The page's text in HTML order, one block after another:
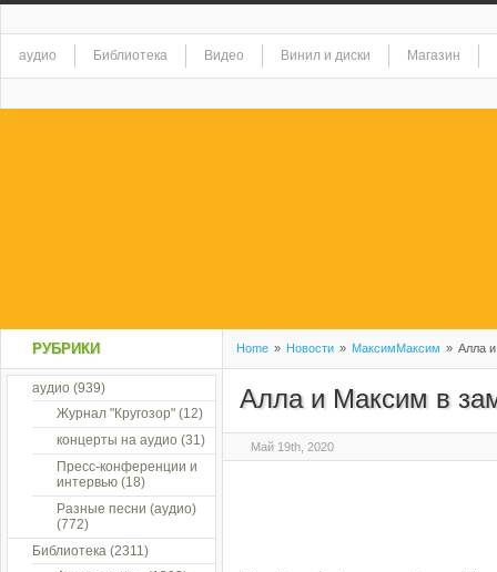
аудио Библиотека Видео Винил и диски Магазин
Home » Новости » МаксимМаксим » Алла
Алла и Максим в
Май 19th, 2020
РУБРИКИ
аудио (939)
Журнал "Кругозор" (12)
концерты на аудио (31)
Пресс-конференции и
интервью (18)
Разные песни (аудио)
(772)
Библиотека (2311)